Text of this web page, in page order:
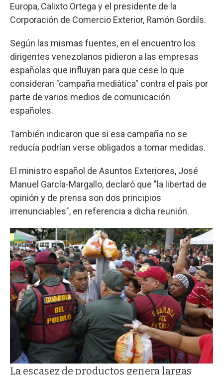
Europa, Calixto Ortega y el presidente de la
Corporación de Comercio Exterior, Ramón Gordils.
Según las mismas fuentes, en el encuentro los
dirigentes venezolanos pidieron a las empresas
españolas que influyan para que cese lo que
consideran "campaña mediática" contra el país por
parte de varios medios de comunicación
españoles.
También indicaron que si esa campaña no se
reducía podrían verse obligados a tomar medidas.
El ministro español de Asuntos Exteriores, José
Manuel García-Margallo, declaró que "la libertad de
opinión y de prensa son dos principios
irrenunciables", en referencia a dicha reunión.
La escasez de productos genera largas